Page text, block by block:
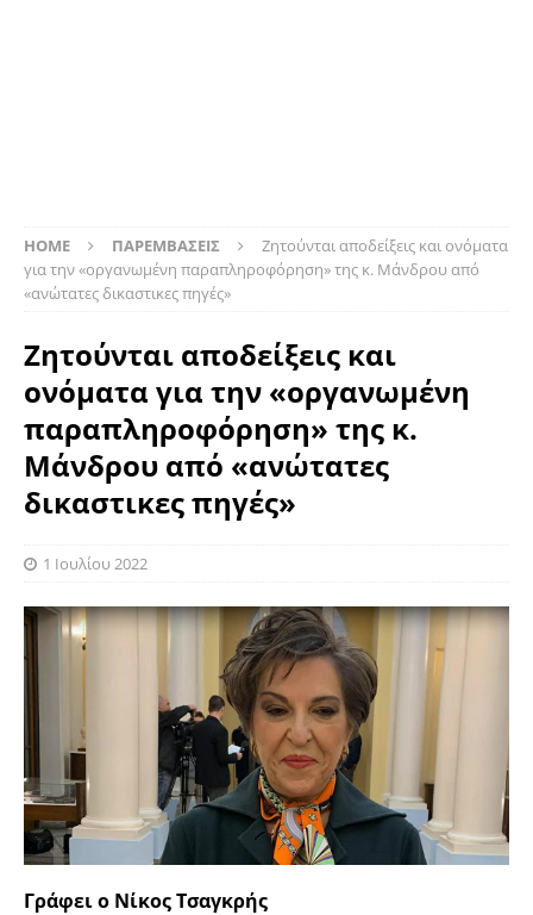
HOME ΠΑΡΕΜΒΑΣΕΙΣ
Ζητούνται αποδείξεις και ονόματα
για την «οργανωμένη παραπληροφόρηση» της κ. Μάνδρου από
«ανώτατες δικαστικες πηγές»
Ζητούνται αποδείξεις και
ονόματα για την «οργανωμένη
παραπληροφόρηση» της κ.
Μάνδρου από «ανώτατες
δικαστικες πηγές»
1 Ιουλίου 2022
Γράφει ο Νίκος Τσαγκρής